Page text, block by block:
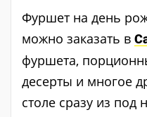
Фуршет на день
можно заказать в
фуршета,
десерты и многое
столе сразу из под